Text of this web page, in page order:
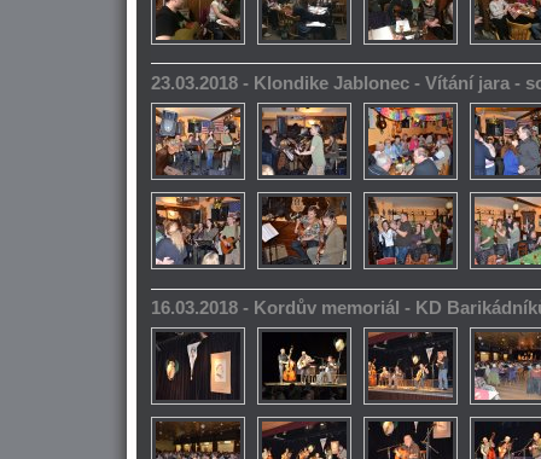
23.03.2018 - Klondike Jablonec - Vítání jara -
16.03.2018 - Kordův memoriál - KD